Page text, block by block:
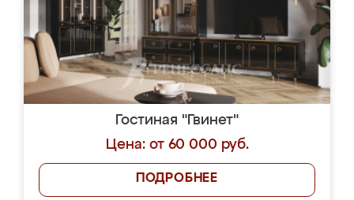
Гостиная "Гвинет"
Цена: от 60 000 руб.
ПОДРОБНЕЕ